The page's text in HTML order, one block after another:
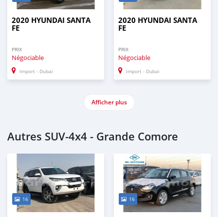
2020 HYUNDAI SANTA
FE
PRIX
Négociable
Import - Dubai
2020 HYUNDAI SANTA
FE
PRIX
Négociable
Import - Dubai
Afficher plus
Autres SUV‒4x4 - Grande Comore
16 16